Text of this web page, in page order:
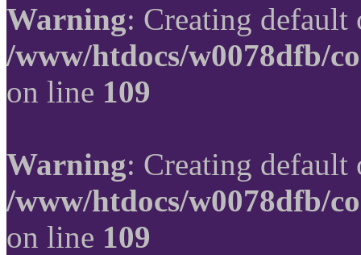
Warning: Creating
/www/htdocs/w0078dfb/
on line 109
Warning: Creating
/www/htdocs/w0078dfb/
on line 109